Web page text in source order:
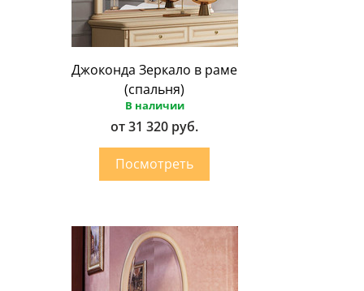
Джоконда Зеркало в раме
(спальня)
В наличии
от 31 320 руб.